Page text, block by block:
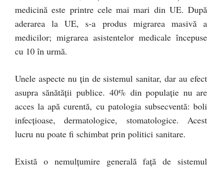
medicină este printre cele mai mari din UE. După
aderarea la UE, s-a produs migrarea masivă a
medicilor; migrarea asistentelor medicale începuse
cu 10 în urmă.
Unele aspecte nu țin de sistemul sanitar, dar au efect
asupra sănătății publice. 40% din populație nu are
acces la apă curentă, cu patologia subsecventă: boli
infecțioase, dermatologice, stomatologice. Acest
lucru nu poate fi schimbat prin politici sanitare.
Există o nemulțumire generală față de sistemul